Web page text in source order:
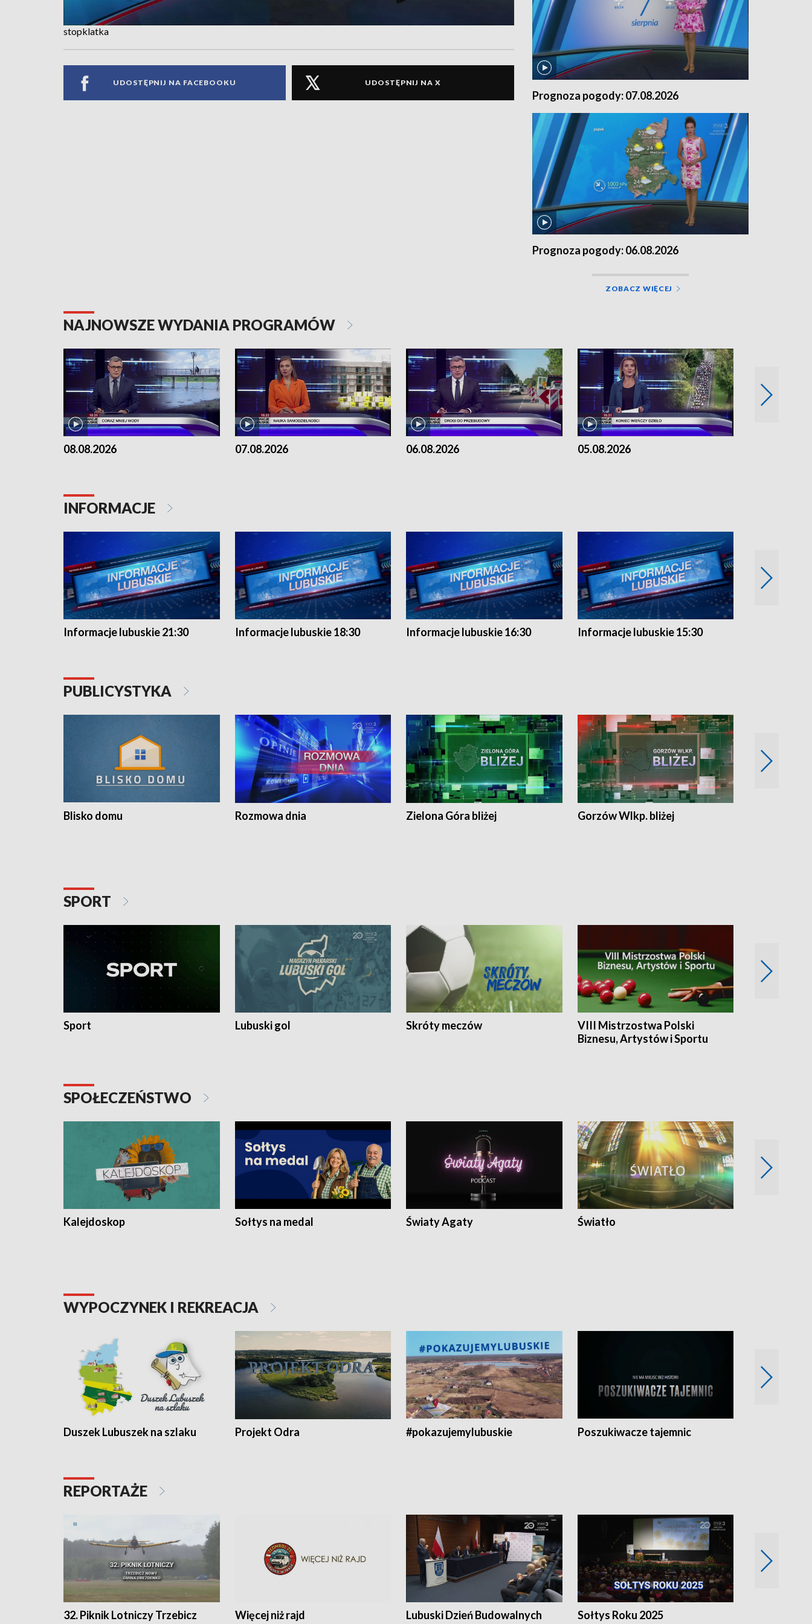
stopklatka
UDOSTĘPNIJ NA FACEBOOKU UDOSTĘPNIJ NA X
Prognoza pogody: 07.08.2026
Prognoza pogody: 06.08.2026
ZOBACZ WIĘCEJ
NAJNOWSZE WYDANIA PROGRAMÓW
08.08.2026 07.08.2026 06.08.2026 05.08.2026
INFORMACJE
Informacje lubuskie 21:30 Informacje lubuskie 18:30 Informacje lubuskie 16:30 Informacje lubuskie 15:30
PUBLICYSTYKA
Blisko domu Rozmowa dnia Zielona Góra bliżej Gorzów Wlkp. bliżej
SPORT
Sport Lubuski gol Skróty meczów
VIII Mistrzostwa Polski
Biznesu, Artystów i Sportu
SPOŁECZEŃSTWO
Kalejdoskop Sołtys na medal Światy Agaty Światło
WYPOCZYNEK I REKREACJA
Duszek Lubuszek na szlaku Projekt Odra #pokazujemylubuskie Poszukiwacze tajemnic
REPORTAŻE
32. Piknik Lotniczy Trzebicz
Więcej niż rajd Lubuski Dzień Budowalnych Sołtys Roku 2025